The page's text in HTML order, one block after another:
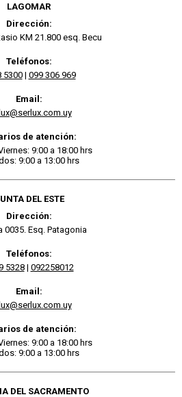
LAGOMAR
Dirección:
KM 21.800 esq. Becu
Teléfonos:
5300| 099 306 969
Email:
de atención:
9:00 a 18:00 hrs
9:00 a 13:00 hrs
DEL ESTE
Dirección:
0035. Esq. Patagonia
Teléfonos:
5328| 092258012
Email:
de atención:
9:00 a 18:00 hrs
9:00 a 13:00 hrs
DEL SACRAMENTO